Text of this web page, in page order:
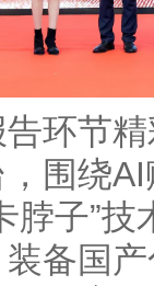
节精
围绕
脖子”
备国